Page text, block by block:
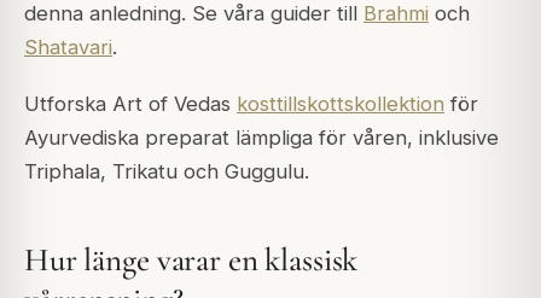
denna anledning. Se våra guider till Brahmi och
Shatavari.
Utforska Art of Vedas kosttillskottskollektion för
Ayurvediska preparat lämpliga för våren, inklusive
Triphala, Trikatu och Guggulu.
Hur länge varar en klassisk